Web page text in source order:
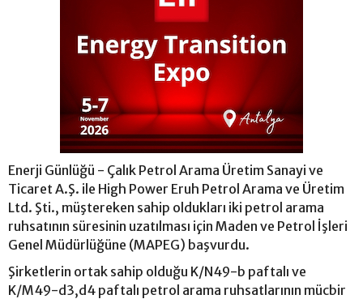
Enerji Günlüğü - Çalık Petrol Arama Üretim Sanayi ve
Ticaret A.Ş. ile High Power Eruh Petrol Arama ve Üretim
Ltd. Şti., müştereken sahip oldukları iki petrol arama
ruhsatının süresinin uzatılması için Maden ve Petrol İşleri
Genel Müdürlüğüne (MAPEG) başvurdu.
Şirketlerin ortak sahip olduğu K/N49-b paftalı ve
K/M49-d3,d4 paftalı petrol arama ruhsatlarının mücbir